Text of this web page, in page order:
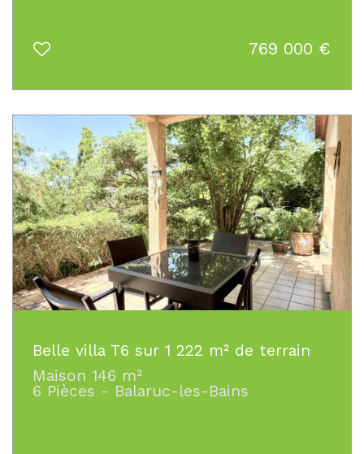
769 000 €
Belle villa T6 sur 1 222 m² de terrain
Maison 146 m²
6 Pièces - Balaruc-les-Bains